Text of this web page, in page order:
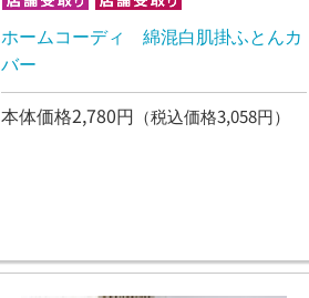
ホームコーディ 綿混白肌掛ふとんカ
バー
本体価格2,780円 （税込価格3,058円）